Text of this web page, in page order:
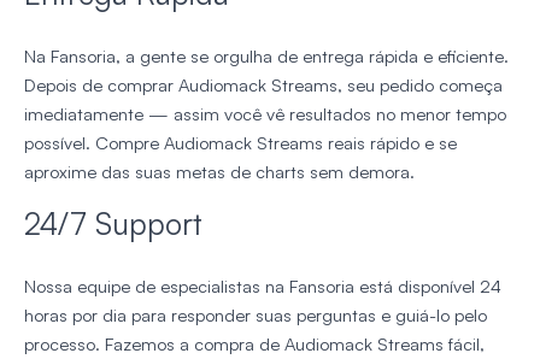
Na Fansoria, a gente se orgulha de entrega rápida e eficiente.
Depois de comprar Audiomack Streams, seu pedido começa
imediatamente — assim você vê resultados no menor tempo
possível. Compre Audiomack Streams reais rápido e se
aproxime das suas metas de charts sem demora.
24/7 Support
Nossa equipe de especialistas na Fansoria está disponível 24
horas por dia para responder suas perguntas e guiá-lo pelo
processo. Fazemos a compra de Audiomack Streams fácil,